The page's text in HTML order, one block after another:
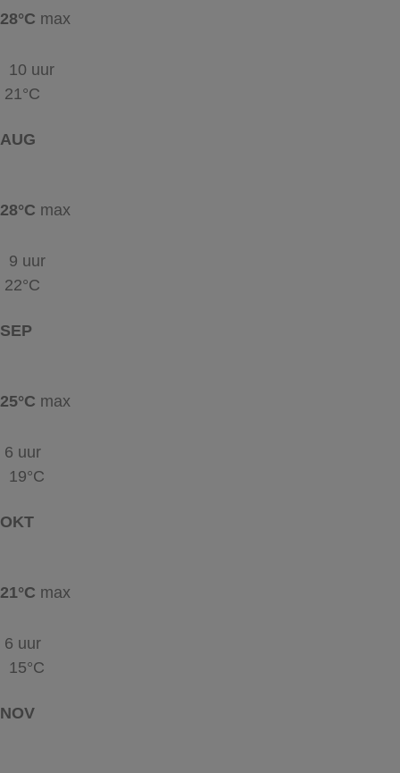
28°C max
10 uur
21°C
AUG
28°C max
9 uur
22°C
SEP
25°C max
6 uur
19°C
OKT
21°C max
6 uur
15°C
NOV